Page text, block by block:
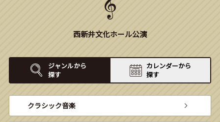
西新井文化ホール公演
ジャンルから
探す
カレンダーから
探す
クラシック音楽